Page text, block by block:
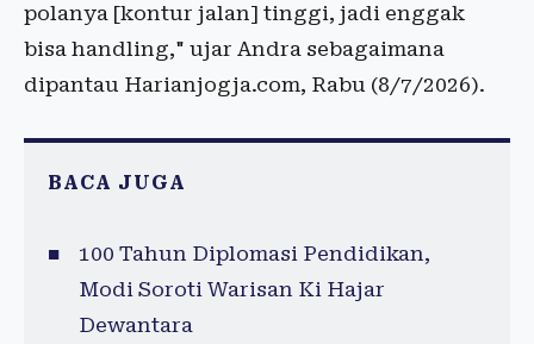
polanya [kontur jalan] tinggi, jadi enggak
bisa handling," ujar Andra sebagaimana
dipantau Harianjogja.com, Rabu (8/7/2026).
BACA JUGA
100 Tahun Diplomasi Pendidikan,
Modi Soroti Warisan Ki Hajar
Dewantara